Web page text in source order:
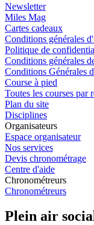
Newsletter
Miles Mag
Cartes cadeaux
Conditions générales
Politique de
Conditions générales
Conditions Générales
Course à pied
Toutes les courses par
Plan du site
Disciplines
Organisateurs
Espace organisateur
Nos services
Devis chronométrage
Centre d'aide
Chronométreurs
Chronométreurs
Plein air